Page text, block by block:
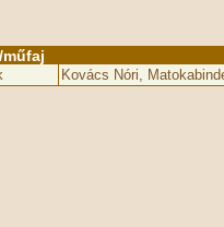
Kovács Nóri,